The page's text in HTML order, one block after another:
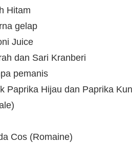
Hitam
gelap
Juice
dan Sari Kranberi
pemanis
Paprika Hijau dan Paprika
Cos (Romaine)